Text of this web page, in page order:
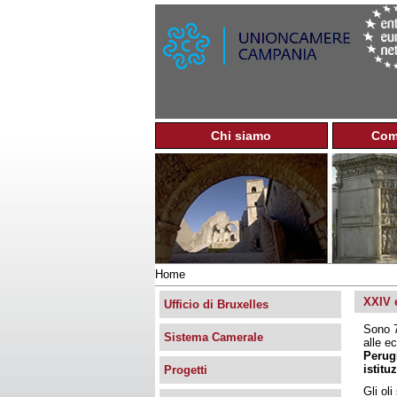
M
e
n
u
p
r
n
c
p
a
e
Chi siamo
Tu
sei
qui
Home
XXIV
Sono
alle
Gli oli
Ufficio di Bruxelles
Sistema Camerale
Progetti